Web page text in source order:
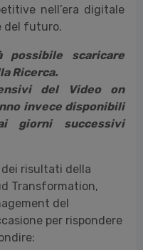
nell’era digitale
del futuro.
possibile scaricare
Ricerca.
del Video on
invece disponibili
giorni successivi
risultati della
Transformation,
del
per rispondere